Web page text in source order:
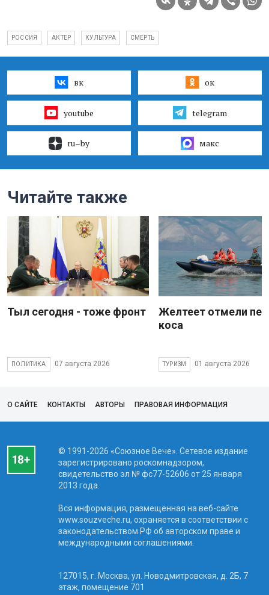
РОССИЯ АКТЕР КУЛЬТУРА СМЕРТЬ
вк ок
youtube telegram
ru–by макс
Читайте также
Тыл сегодня - тоже фронт
ПОЛИТИКА 07 августа 2026
Желтеет отмели
коса
ТУРИЗМ 01 августа 2026
О САЙТЕ КОНТАКТЫ АВТОРЫ ПРАВОВАЯ ИНФОРМАЦИЯ
© 1991-2026 «Союзное Вече». Сетевое издание
зарегистрировано роскомнадзором,
свидетельство эл № фc77-52606 от 25 января
2013 года.
Вся информация, размещенная на веб-сайте
www.souzveche.ru, охраняется в соответствии с
законодательством РФ об авторском праве и
международными соглашениями.
127015, г. Москва, ул. Новодмитровская, д. 2Б, 7
этаж, помещение 701